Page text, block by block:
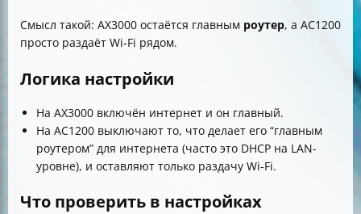
Смысл такой: AX3000 остаётся главным роутер, а AC1200
просто раздаёт Wi‑Fi рядом.
Логика настройки
На AX3000 включён интернет и он главный.
На AC1200 выключают то, что делает его “главным
роутером” для интернета (часто это DHCP на LAN-
уровне), и оставляют только раздачу Wi‑Fi.
Что проверить в настройках